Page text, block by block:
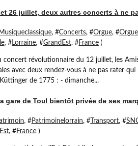
26 juillet, deux autres concerts à ne
Musiqueclassique, #Concerts, #Orgue, #
, #Lorraine, #GrandEst, #France )
concert révolutionnaire du 12 juillet, les
avec deux rendez-vous à ne pas rater
de 1775 : - dimanche...
gare de Toul bientôt privée de ses
, #Patrimoinelorrain, # Transport, #
, #France )